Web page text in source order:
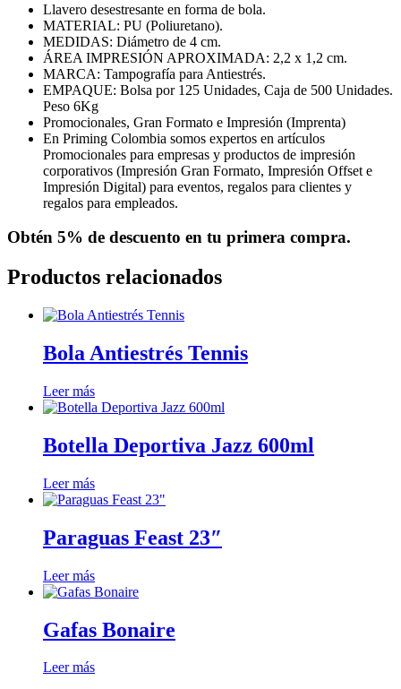
Llavero desestresante en forma de bola.
MATERIAL: PU (Poliuretano).
MEDIDAS: Diámetro de 4 cm.
ÁREA IMPRESIÓN APROXIMADA: 2,2 x 1,2 cm.
MARCA: Tampografía para Antiestrés.
EMPAQUE: Bolsa por 125 Unidades, Caja de 500 Unidades.
Peso 6Kg
Promocionales, Gran Formato e Impresión (Imprenta)
En Priming Colombia somos expertos en artículos
Promocionales para empresas y productos de impresión
corporativos (Impresión Gran Formato, Impresión Offset e
Impresión Digital) para eventos, regalos para clientes y
regalos para empleados.
Obtén 5% de descuento en tu primera compra.
Productos relacionados
Bola Antiestrés Tennis
Leer más
Botella Deportiva Jazz 600ml
Leer más
Paraguas Feast 23″
Leer más
Gafas Bonaire
Leer más